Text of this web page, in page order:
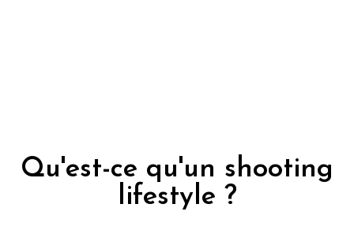
Qu'est-ce qu'un shooting
lifestyle ?